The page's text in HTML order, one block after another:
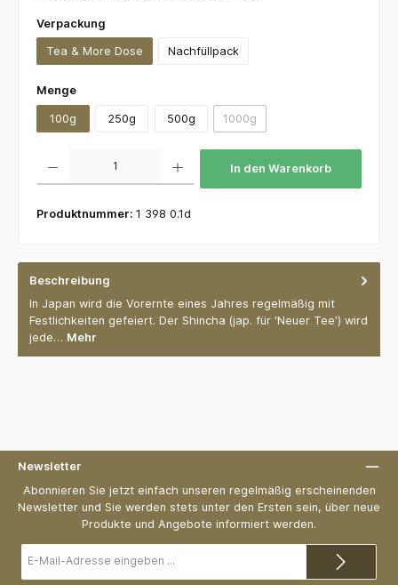
Verpackung
Tea & More Dose Nachfüllpack
Mengeauswählen
100g 250g 500g 1000g(Diese Option ist zurzeit nicht
In den Warenkorb
Produktnummer: 1 398 0.1d
Beschreibung
In Japan wird die Vorernte eines Jahres regelmäßig mit
Festlichkeiten gefeiert. Der Shincha (jap. für 'Neuer Tee') wird
jede… Mehr
Newsletter
Abonnieren Sie jetzt einfach unseren regelmäßig erscheinenden
Newsletter und Sie werden stets unter den Ersten sein, über neue
Produkte und Angebote informiert werden.
Mail-